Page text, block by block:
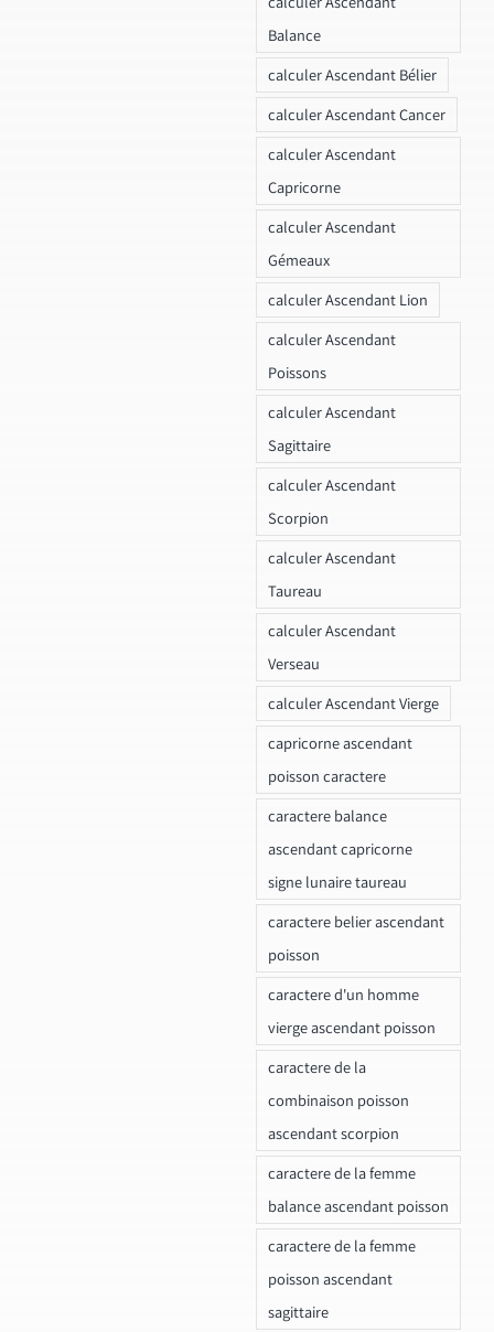
Balance
calculer Ascendant Bélier
calculer Ascendant Cancer
calculer Ascendant
Capricorne
calculer Ascendant
Gémeaux
calculer Ascendant Lion
calculer Ascendant
Poissons
calculer Ascendant
Sagittaire
calculer Ascendant
Scorpion
calculer Ascendant
Taureau
calculer Ascendant
Verseau
calculer Ascendant Vierge
capricorne ascendant
poisson caractere
caractere balance
ascendant capricorne
signe lunaire taureau
caractere belier ascendant
poisson
caractere d'un homme
vierge ascendant poisson
caractere de la
combinaison poisson
ascendant scorpion
caractere de la femme
balance ascendant poisson
caractere de la femme
poisson ascendant
sagittaire